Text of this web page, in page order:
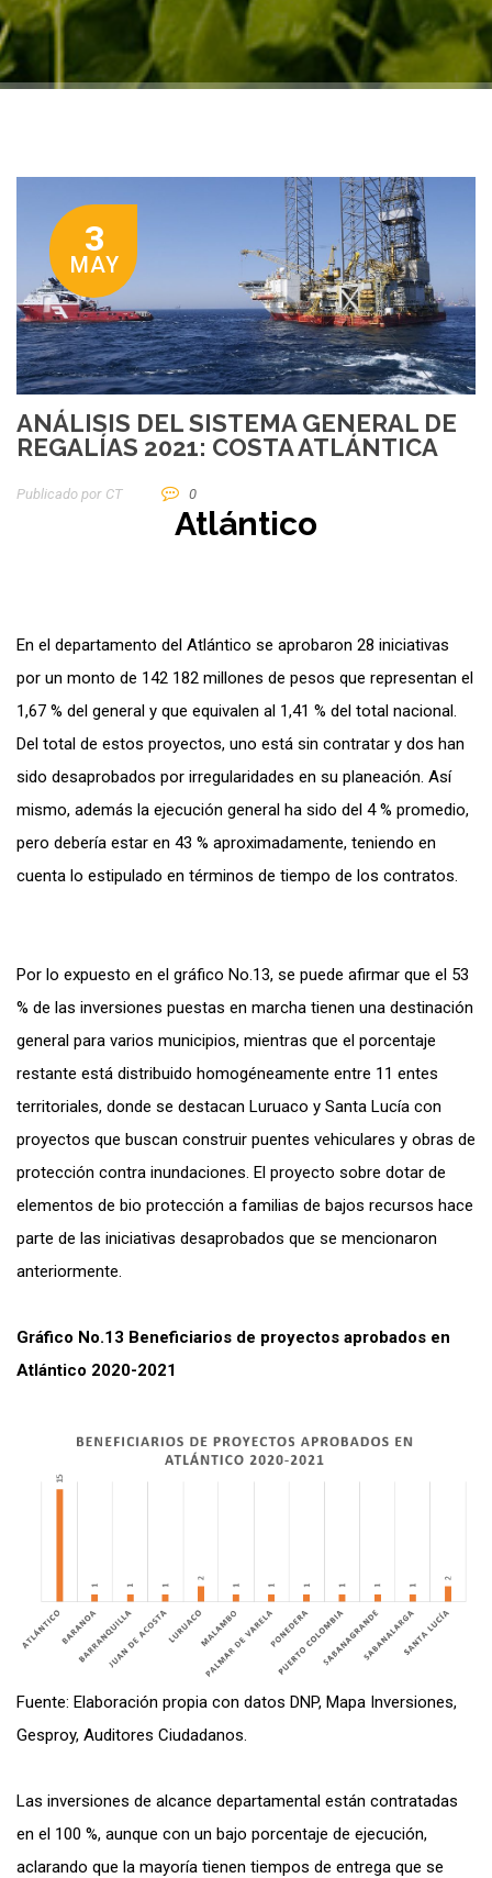
3
MAY
ANÁLISIS DEL SISTEMA GENERAL DE
REGALÍAS 2021: COSTA ATLÁNTICA
Publicado por CT 0
Atlántico
En el departamento del Atlántico se aprobaron 28 iniciativas
por un monto de 142 182 millones de pesos que representan el
1,67 % del general y que equivalen al 1,41 % del total nacional.
Del total de estos proyectos, uno está sin contratar y dos han
sido desaprobados por irregularidades en su planeación. Así
mismo, además la ejecución general ha sido del 4 % promedio,
pero debería estar en 43 % aproximadamente, teniendo en
cuenta lo estipulado en términos de tiempo de los contratos.
Por lo expuesto en el gráfico No.13, se puede afirmar que el 53
% de las inversiones puestas en marcha tienen una destinación
general para varios municipios, mientras que el porcentaje
restante está distribuido homogéneamente entre 11 entes
territoriales, donde se destacan Luruaco y Santa Lucía con
proyectos que buscan construir puentes vehiculares y obras de
protección contra inundaciones. El proyecto sobre dotar de
elementos de bio protección a familias de bajos recursos hace
parte de las iniciativas desaprobados que se mencionaron
anteriormente.
Gráfico No.13 Beneficiarios de proyectos aprobados en
Atlántico 2020-2021
Fuente: Elaboración propia con datos DNP, Mapa Inversiones,
Gesproy, Auditores Ciudadanos.
Las inversiones de alcance departamental están contratadas
en el 100 %, aunque con un bajo porcentaje de ejecución,
aclarando que la mayoría tienen tiempos de entrega que se